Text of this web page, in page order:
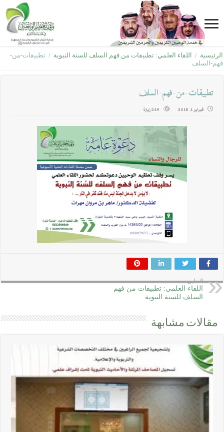
الرئيسية / اللقاء العلمي: تطبيقات من فهم السلف للسنة النبوية / تطبيقات-من-
فهم-السلف
تطبيقات-من-فهم-السلف
فبراير 1, 2018 249 زيارة
السابق
اللقاء العلمي: تطبيقات من فهم
السلف للسنة النبوية
مقالات مشابهة